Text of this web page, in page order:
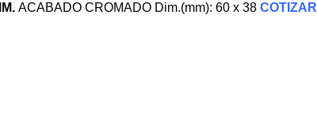
ACABADO CROMADO Dim.(mm): 60 x 38 COTIZAR